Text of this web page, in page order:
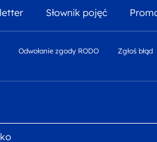
Słownik pojęć
Odwołanie zgody RODO Zgłoś błąd